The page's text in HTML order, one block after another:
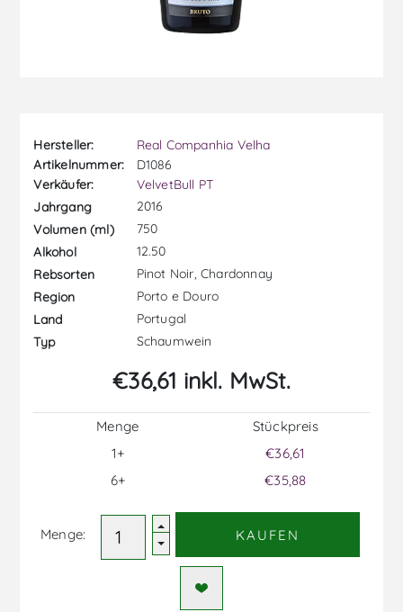
Hersteller:
Real Companhia Velha
Artikelnummer:
D1086
Verkäufer:
VelvetBull PT
Jahrgang
2016
Volumen (ml)
750
Alkohol
12.50
Rebsorten
Pinot Noir, Chardonnay
Region
Porto e Douro
Land
Portugal
Typ
Schaumwein
€36,61 inkl. MwSt.
Menge
1+
6+
Stückpreis
€36,61
€35,88
Menge: KAUFEN